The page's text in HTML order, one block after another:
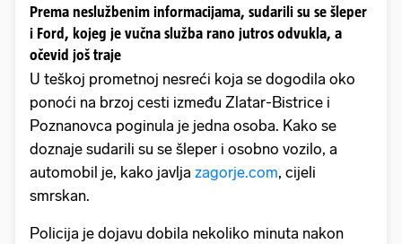
Prema neslužbenim informacijama, sudarili su se šleper
i Ford, kojeg je vučna služba rano jutros odvukla, a
očevid još traje
U teškoj prometnoj nesreći koja se dogodila oko
ponoći na brzoj cesti između Zlatar-Bistrice i
Poznanovca poginula je jedna osoba. Kako se
doznaje sudarili su se šleper i osobno vozilo, a
automobil je, kako javlja zagorje.com, cijeli
smrskan.
Policija je dojavu dobila nekoliko minuta nakon